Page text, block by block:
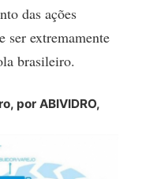
das ações
ser extremamente
brasileiro.
por ABIVIDRO,